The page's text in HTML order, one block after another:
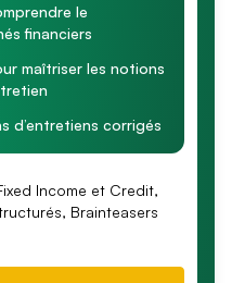
le
financiers
maîtriser les notions
d’entretiens corrigés
Income et Credit,
Brainteasers